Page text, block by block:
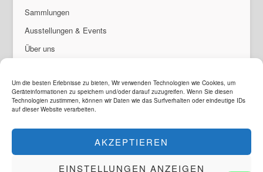
Um die besten Erlebnisse zu bieten, Wir verwenden Technologien wie Cookies, um
Geräteinformationen zu speichern und/oder darauf zuzugreifen. Wenn Sie diesen
Technologien zustimmen, können wir Daten wie das Surfverhalten oder eindeutige IDs
auf dieser Website verarbeiten.
AKZEPTIEREN
EINSTELLUNGEN ANZEIGEN
Sammlungen
Ausstellungen & Events
Über uns
SPRACHE
ArteMorfosis ist eine Marke derCubisima.com AG